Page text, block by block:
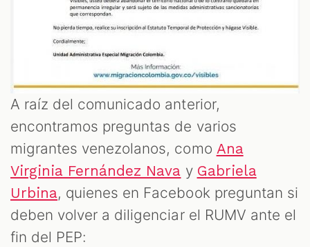
A raíz del comunicado anterior,
encontramos preguntas de varios
migrantes venezolanos, como Ana
Virginia Fernández Nava y Gabriela
Urbina, quienes en Facebook preguntan si
deben volver a diligenciar el RUMV ante el
fin del PEP: